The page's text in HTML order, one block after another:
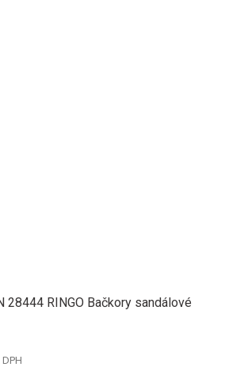
28444 RINGO Bačkory sandálové